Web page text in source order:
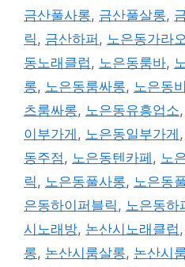
금산풀사롱, 금산풀살롱,
릭 , 금산하퍼 , 노은동가라
동노래클럽 , 노은동룸바,
롱, 노은동룸싸롱, 노은동
츠룸싸롱, 노은동유흥업소,
이부가게 , 노은동일부가게 ,
동주점 , 노은동텐카페 , 노
릭 , 노은동풀사롱, 노은동
은동하이퍼블릭 , 노은동하
시노래방, 논산시노래클럽 ,
롱, 논산시룸살롱, 논산시